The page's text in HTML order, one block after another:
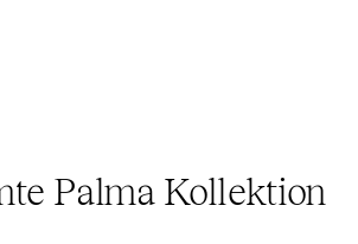
Palma Kollektion